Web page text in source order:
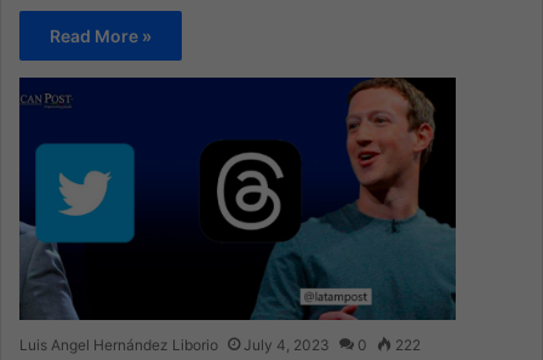
Read More »
Luis Angel Hernández Liborio July 4, 2023 0 222